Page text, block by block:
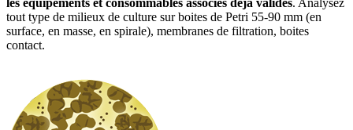
tout type de milieux de culture sur boites de Petri 55-90 mm (en
surface, en masse, en spirale), membranes de filtration, boites
contact.